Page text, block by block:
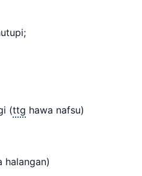
(ttg hawa nafsu)
halangan)